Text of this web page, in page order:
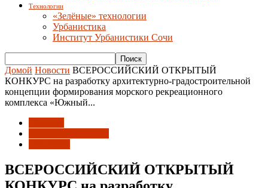
Технологии
«Зелёные» технологии
Урбанистика
Институт Урбанистики Сочи
Домой Новости ВСЕРОССИЙСКИЙ ОТКРЫТЫЙ
КОНКУРС на разработку архитектурно-градостроительной
концепции формирования морского рекреационного
комплекса «Южный...
ВСЕРОССИЙСКИЙ ОТКРЫТЫЙ